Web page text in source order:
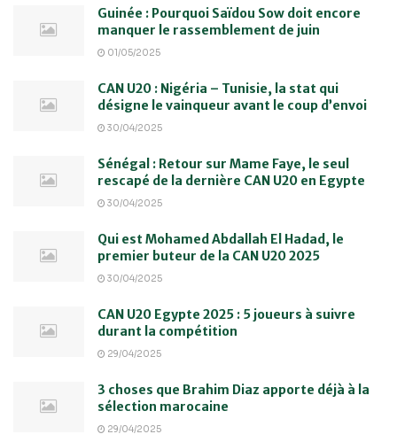
Guinée : Pourquoi Saïdou Sow doit encore
manquer le rassemblement de juin
01/05/2025
CAN U20 : Nigéria – Tunisie, la stat qui
désigne le vainqueur avant le coup d’envoi
30/04/2025
Sénégal : Retour sur Mame Faye, le seul
rescapé de la dernière CAN U20 en Egypte
30/04/2025
Qui est Mohamed Abdallah El Hadad, le
premier buteur de la CAN U20 2025
30/04/2025
CAN U20 Egypte 2025 : 5 joueurs à suivre
durant la compétition
29/04/2025
3 choses que Brahim Diaz apporte déjà à la
sélection marocaine
29/04/2025